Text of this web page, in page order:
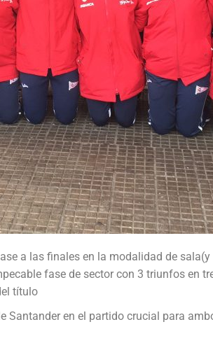
a las finales en la modalidad de
fase de sector con 3 triunfos en
título
en el partido crucial para